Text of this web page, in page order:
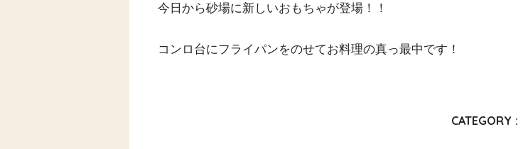
今日から砂場に新しいおもちゃが登場！！
コンロ台にフライパンをのせてお料理の真っ最中です！
CATEGORY :